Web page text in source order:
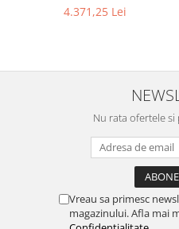
4.371,25 Lei
Nu rata ofertele
Vreau sa primesc
magazinului. Afla mai